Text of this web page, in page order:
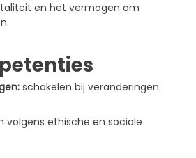
en het vermogen om
schakelen bij veranderingen.
volgens ethische en sociale